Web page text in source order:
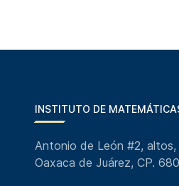
INSTITUTO DE
Antonio de León #2, altos,
Oaxaca de Juárez, CP.